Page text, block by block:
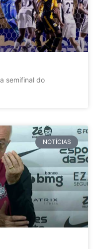
semifinal do
NOTÍCIAS